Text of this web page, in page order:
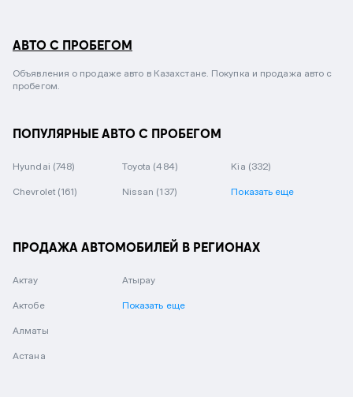
АВТО С ПРОБЕГОМ
Объявления о продаже авто в Казахстане. Покупка и продажа авто с
пробегом.
ПОПУЛЯРНЫЕ АВТО С ПРОБЕГОМ
Hyundai (748) Toyota (484) Kia (332)
Chevrolet (161) Nissan (137) Показать еще
ПРОДАЖА АВТОМОБИЛЕЙ В РЕГИОНАХ
Актау
Актобе
Алматы
Астана
Атырау
Показать еще